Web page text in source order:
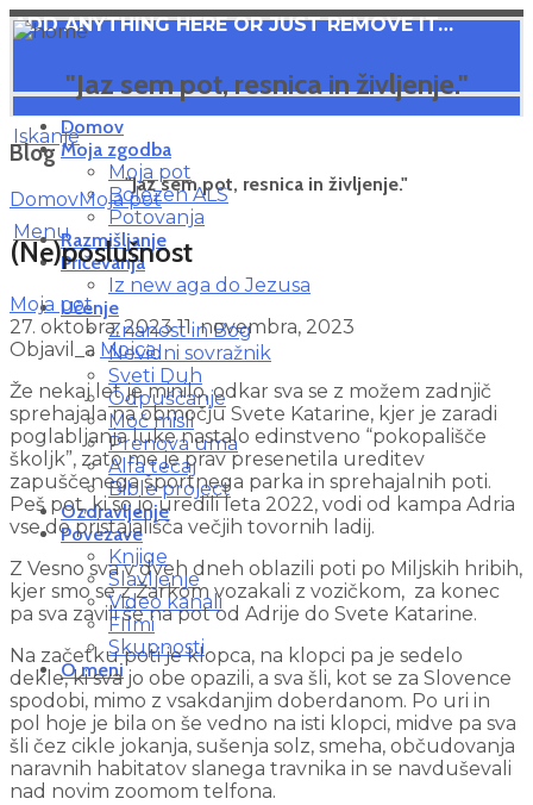
ADD ANYTHING HERE OR JUST REMOVE IT…
"Jaz sem pot, resnica in življenje."
Iskanje
"Jaz sem pot, resnica in življenje."
Menu
Domov
Moja zgodba
Moja pot
Bolezen ALS
Potovanja
Razmišljanje
Pričevanja
Iz new aga do Jezusa
Učenje
Znanost in Bog
Nevidni sovražnik
Sveti Duh
Odpuščanje
Moč misli
Prenova uma
Alfa tečaj
Bible project
Ozdravljenje
Povezave
Knjige
Slavljenje
Video kanali
FIlmi
Skupnosti
O meni
Blog
DomovMoja pot
(Ne)poslušnost
Moja pot
27. oktobra, 202311. novembra, 2023
Objavil_a Mojca
Že nekaj let je minilo, odkar sva se z možem zadnjič
sprehajala na območju Svete Katarine, kjer je zaradi
poglabljanja luke nastalo edinstveno “pokopališče
školjk”, zato me je prav presenetila ureditev
zapuščenega športnega parka in sprehajalnih poti.
Peš pot, ki so jo uredili leta 2022, vodi od kampa Adria
vse do pristajališča večjih tovornih ladij.
Z Vesno sva v dveh dneh oblazili poti po Miljskih hribih,
kjer smo se z Žarkom vozakali z vozičkom, za konec
pa sva zavili še na pot od Adrije do Svete Katarine.
Na začetku poti je klopca, na klopci pa je sedelo
dekle, ki sva jo obe opazili, a sva šli, kot se za Slovence
spodobi, mimo z vsakdanjim doberdanom. Po uri in
pol hoje je bila on še vedno na isti klopci, midve pa sva
šli čez cikle jokanja, sušenja solz, smeha, občudovanja
naravnih habitatov slanega travnika in se navduševali
nad novim zoomom telfona.